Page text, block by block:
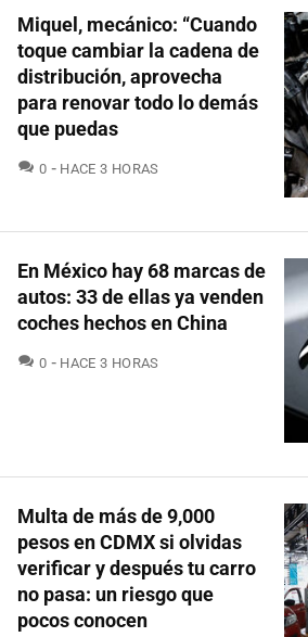
Miquel, mecánico: “Cuando
toque cambiar la cadena de
distribución, aprovecha
para renovar todo lo demás
que puedas
0 COMENTARIOS
HACE 3 HORAS
En México hay 68 marcas de
autos: 33 de ellas ya venden
coches hechos en China
0 COMENTARIOS
HACE 3 HORAS
Multa de más de 9,000
pesos en CDMX si olvidas
verificar y después tu carro
no pasa: un riesgo que
pocos conocen